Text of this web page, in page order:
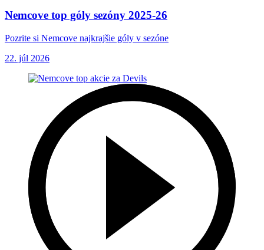
Nemcove top góly sezóny 2025-26
Pozrite si Nemcove najkrajšie góly v sezóne
22. júl 2026